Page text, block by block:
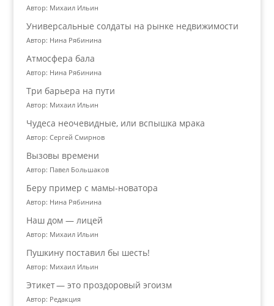
Автор: Михаил Ильин
Универсальные солдаты на рынке недвижимости
Автор: Нина Рябинина
Атмосфера бала
Автор: Нина Рябинина
Три барьера на пути
Автор: Михаил Ильин
Чудеса неочевидные, или вспышка мрака
Автор: Сергей Смирнов
Вызовы времени
Автор: Павел Большаков
Беру пример с мамы-новатора
Автор: Нина Рябинина
Наш дом — лицей
Автор: Михаил Ильин
Пушкину поставил бы шесть!
Автор: Михаил Ильин
Этикет — это проздоровый эгоизм
Автор: Редакция